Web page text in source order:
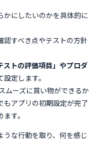
かにしたいのかを具体的に
認すべき点やテストの方針
ストの評価項目」やプロダ
定します。
ムーズに買い物ができるか
もアプリの初期設定が完了
す。
うな行動を取り、何を感じ